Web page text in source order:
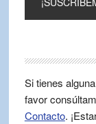
Si tienes
favor
Contacto.